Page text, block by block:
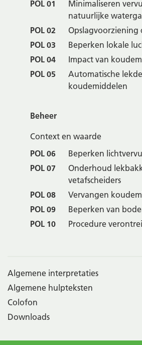
POL 01
Minimaliseren
natuurlijke
POL 02
Opslagvoorziening
POL 03
Beperken lokale
POL 04
Impact van
POL 05
Automatische
koudemiddelen
Beheer
Context en waarde
POL 06
Beperken
POL 07
Onderhoud
vetafscheiders
POL 08
Vervangen
POL 09
Beperken van
POL 10
Procedure
Algemene interpretaties
Algemene hulpteksten
Colofon
Downloads